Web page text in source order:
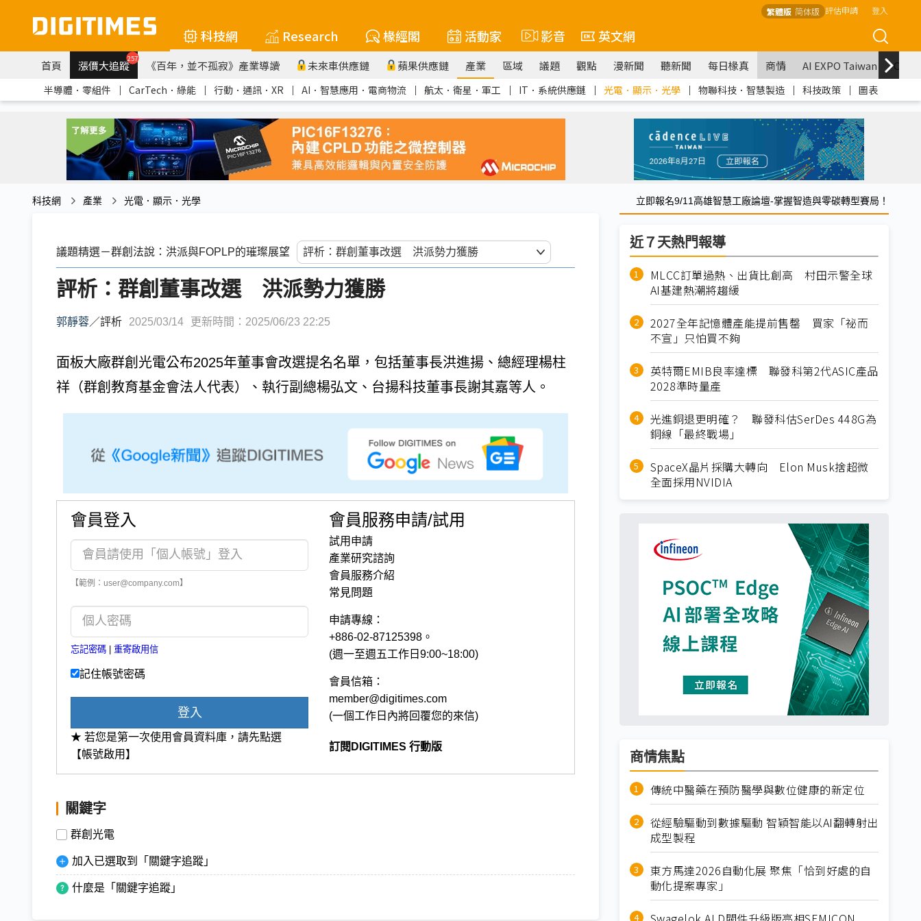
繁體版 简体版 評估申請 登入
科技網 Research 椽經閣 活動家 影音 英文網
首頁 漲價大追蹤257 《百年，並不孤寂》產業導讀 未來車供應鏈 蘋果供應鏈 產業 區域 議題 觀點 漫新聞 聽新聞 每日椽真 商情 AI EXPO Taiwan
半導體．零組件 ｜ CarTech．綠能 ｜ 行動．通訊．XR ｜ AI．智慧應用．電商物流 ｜ 航太．衛星．軍工 ｜ IT．系統供應鏈 ｜ 光電．顯示．光學 ｜ 物聯科技．智慧製造 ｜ 科技政策 ｜ 圖表
科技網 產業 光電．顯示．光學 立即報名9/11高雄智慧工廠論壇-掌握智造與零碳轉型賽局！
議題精選－群創法說：洪派與FOPLP的璀璨展望
評析：群創董事改選 洪派勢力獲勝
郭靜蓉／評析 2025/03/14 更新時間：2025/06/23 22:25
面板大廠群創光電公布2025年董事會改選提名名單，包括董事長洪進揚、總經理楊柱
祥（群創教育基金會法人代表）、執行副總楊弘文、台揚科技董事長謝其嘉等人。
會員登入
【範例：user@company.com】
忘記密碼 重寄啟用信
記住帳號密碼
登入
★ 若您是第一次使用會員資料庫，請先點選
【帳號啟用】
會員服務申請/試用
試用申請
產業研究諮詢
會員服務介紹
常見問題
申請專線：
+886-02-87125398。
(週一至週五工作日9:00~18:00)
會員信箱：
member@digitimes.com
(一個工作日內將回覆您的來信)
訂閱DIGITIMES 行動版
關鍵字
群創光電
加入已選取到「關鍵字追蹤」
什麼是「關鍵字追蹤」
近７天熱門報導
MLCC訂單過熱、出貨比創高 村田示警全球
AI基建熱潮將趨緩
2027全年記憶體產能提前售罄 買家「祕而
不宣」只怕買不夠
英特爾EMIB良率達標 聯發科第2代ASIC產品
2028準時量產
光進銅退更明確？ 聯發科估SerDes 448G為
銅線「最終戰場」
SpaceX晶片採購大轉向 Elon Musk捨超微
全面採用NVIDIA
商情焦點
傳統中醫藥在預防醫學與數位健康的新定位
從經驗驅動到數據驅動 智穎智能以AI翻轉射出
成型製程
東方馬達2026自動化展 聚焦「恰到好處的自
動化提案專家」